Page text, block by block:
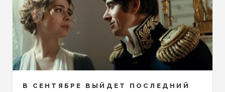
В СЕНТЯБРЕ ВЫЙДЕТ ПОСЛЕДНИЙ